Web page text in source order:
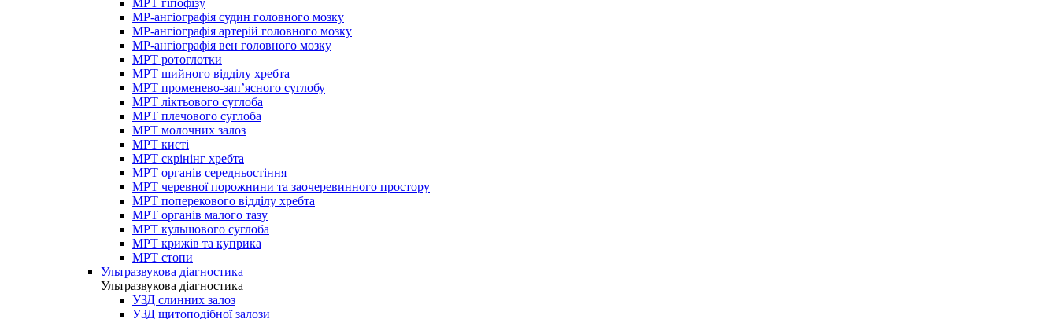
МРТ гіпофізу
МР-ангіографія судин головного мозку
МР-ангіографія артерій головного мозку
МР-ангіографія вен головного мозку
МРТ ротоглотки
МРТ шийного відділу хребта
МРТ променево-зап’ясного суглобу
МРТ ліктьового суглоба
МРТ плечового суглоба
МРТ молочних залоз
МРТ кисті
МРТ скрінінг хребта
МРТ органів середньостіння
МРТ черевної порожнини та заочеревинного простору
МРТ поперекового відділу хребта
МРТ органів малого тазу
МРТ кульшового суглоба
МРТ крижів та куприка
МРТ стопи
Ультразвукова діагностика
Ультразвукова діагностика
УЗД слинних залоз
УЗД щитоподібної залози